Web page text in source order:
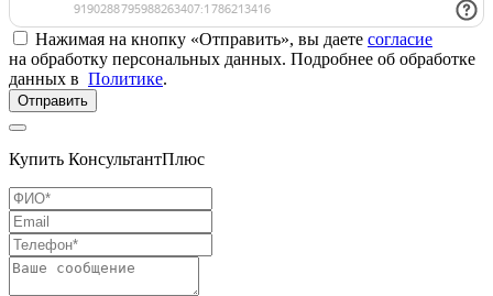
Нажимая на кнопку «Отправить», вы даете согласие
на обработку персональных данных. Подробнее об обработке
данных в Политике.
Отправить
Купить КонсультантПлюс